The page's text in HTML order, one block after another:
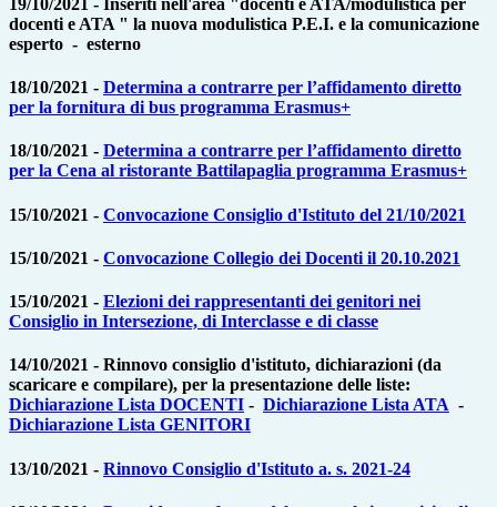
docenti e ATA " la nuova modulistica P.E.I. e la comunicazione
esperto - esterno
18/10/2021 - Determina a contrarre per l’affidamento diretto
per la fornitura di bus programma Erasmus+
18/10/2021 - Determina a contrarre per l’affidamento diretto
per la Cena al ristorante Battilapaglia programma Erasmus+
15/10/2021 - Convocazione Consiglio d'Istituto del 21/10/2021
15/10/2021 - Convocazione Collegio dei Docenti il 20.10.2021
15/10/2021 - Elezioni dei rappresentanti dei genitori nei
Consiglio in Intersezione, di Interclasse e di classe
14/10/2021 - Rinnovo consiglio d'istituto, dichiarazioni (da
scaricare e compilare), per la presentazione delle liste:
Dichiarazione Lista DOCENTI - Dichiarazione Lista ATA -
Dichiarazione Lista GENITORI
13/10/2021 - Rinnovo Consiglio d'Istituto a. s. 2021-24